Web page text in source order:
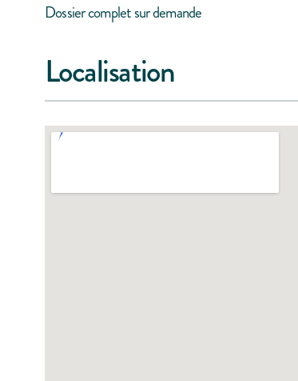
Dossier complet sur demande
Localisation